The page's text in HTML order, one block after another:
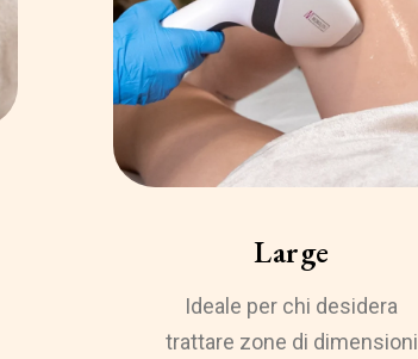
Large
Ideale per chi desidera
trattare zone di dimensioni